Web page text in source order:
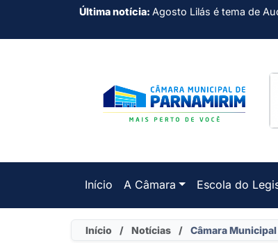
Última notícia: Agosto Lilás é tema de
Início A Câmara Escola do
Início / Notícias / Câmara